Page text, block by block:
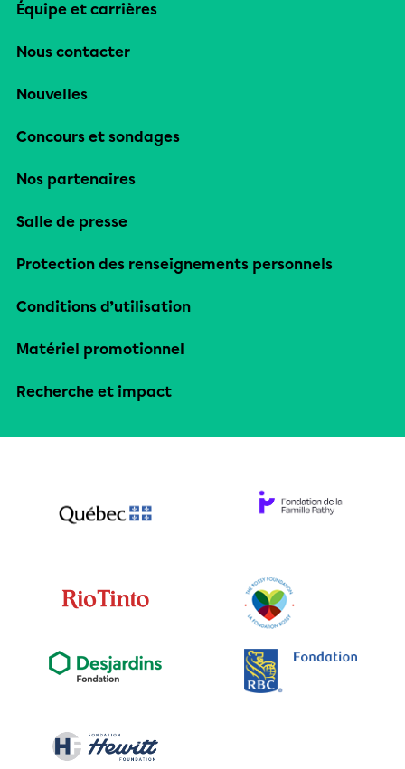
Équipe et carrières
Nous contacter
Nouvelles
Concours et sondages
Nos partenaires
Salle de presse
Protection des renseignements personnels
Conditions d’utilisation
Matériel promotionnel
Recherche et impact